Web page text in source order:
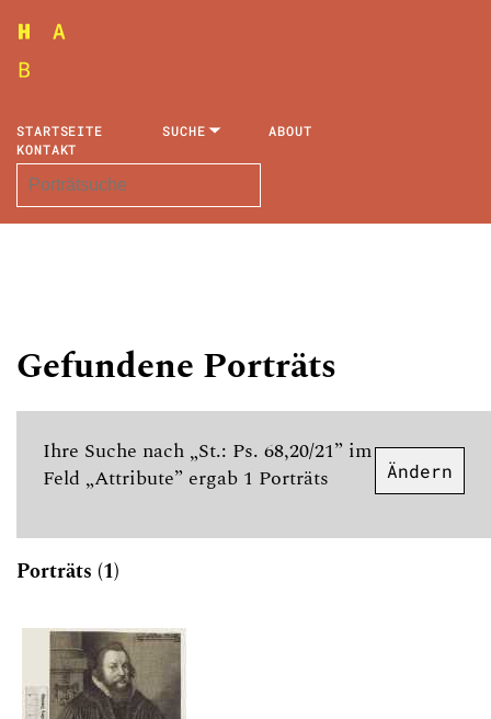
STARTSEITE SUCHE
ABOUT
KONTAKT
Gefundene Porträts
Ihre Suche nach „St.: Ps. 68,20/21” im
Feld „Attribute” ergab 1 Porträts
Ändern
Porträts (1)